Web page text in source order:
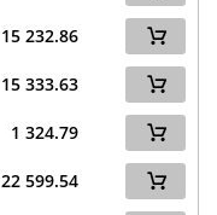
15 232.86
15 333.63
1 324.79
22 599.54